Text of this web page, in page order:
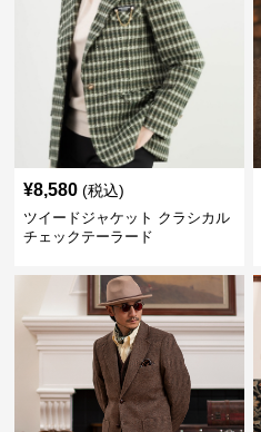
¥8,580 (税込)
ツイードジャケット クラシカル
チェックテーラード